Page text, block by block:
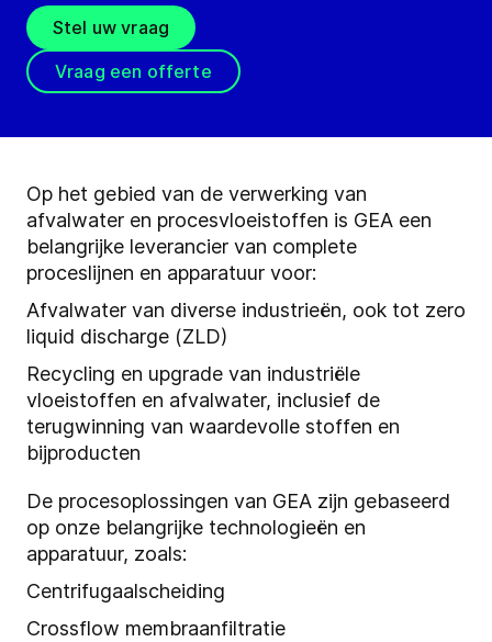
Stel uw vraag
Vraag een offerte
Op het gebied van de verwerking van
afvalwater en procesvloeistoffen is GEA een
belangrijke leverancier van complete
proceslijnen en apparatuur voor:
Afvalwater van diverse industrieën, ook tot zero
liquid discharge (ZLD)
Recycling en upgrade van industriële
vloeistoffen en afvalwater, inclusief de
terugwinning van waardevolle stoffen en
bijproducten
De procesoplossingen van GEA zijn gebaseerd
op onze belangrijke technologieën en
apparatuur, zoals:
Centrifugaalscheiding
Crossflow membraanfiltratie